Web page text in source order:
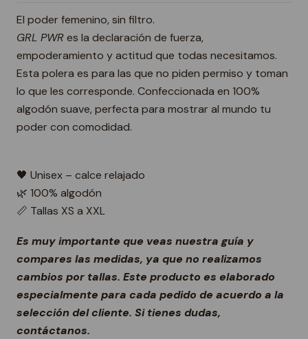
El poder femenino, sin filtro.
GRL PWRes la declaración de fuerza,
empoderamiento y actitud que todas necesitamos.
Esta polera es para las que no piden permiso y toman
lo que les corresponde. Confeccionada en 100%
algodón suave, perfecta para mostrar al mundo tu
poder con comodidad.
🖤 Unisex – calce relajado
🌿 100% algodón
📏 Tallas XS a XXL
Es muy importante que veas nuestra guía y
compares las medidas, ya que no realizamos
cambios por tallas. Este producto es elaborado
especialmente para cada pedido de acuerdo a la
selección del cliente. Si tienes dudas,
contáctanos.